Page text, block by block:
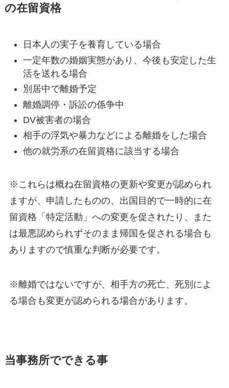
の在留資格
日本人の実子を養育している場合
一定年数の婚姻実態があり、今後も安定した生
活を送れる場合
別居中で離婚予定
離婚調停・訴訟の係争中
DV被害者の場合
相手の浮気や暴力などによる離婚をした場合
他の就労系の在留資格に該当する場合
※これらは概ね在留資格の更新や変更が認められ
ますが、申請したものの、出国目的で一時的に在
留資格「特定活動」への変更を促されたり、また
は最悪認められずそのまま帰国を促される場合も
ありますので慎重な判断が必要です。
※離婚ではないですが、相手方の死亡、死別によ
る場合も変更が認められる場合があります。
当事務所でできる事